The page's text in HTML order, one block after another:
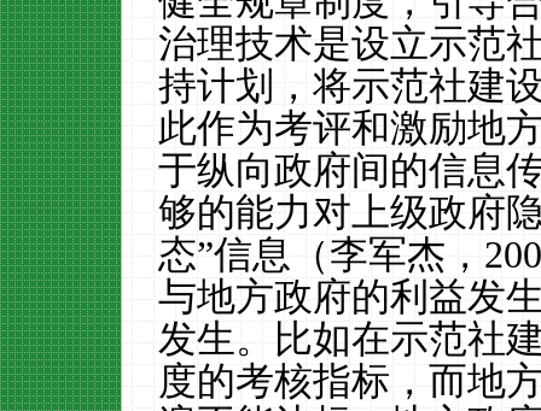
治理技术是设立示范
持计划，将示范社建
此作为考评和激励地
于纵向政府间的信息
够的能力对上级政府
态”信息（李军杰，
与地方政府的利益发
发生。比如在示范社
度的考核指标，而地